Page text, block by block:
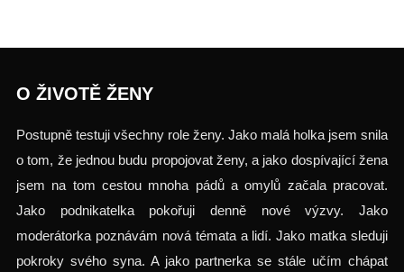
O ŽIVOTĚ ŽENY
Postupně testuji všechny role ženy. Jako malá holka jsem snila
o tom, že jednou budu propojovat ženy, a jako dospívající žena
jsem na tom cestou mnoha pádů a omylů začala pracovat.
Jako podnikatelka pokořuji denně nové výzvy. Jako
moderátorka poznávám nová témata a lidí. Jako matka sleduji
pokroky svého syna. A jako partnerka se stále učím chápat